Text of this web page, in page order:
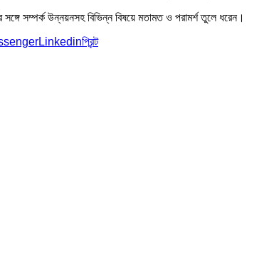
সম্পর্ক উন্নয়নসহ বিভিন্ন বিষয়ে মতামত ও পরামর্শ তুলে ধরেন।
Linkedinপ্রিন্ট